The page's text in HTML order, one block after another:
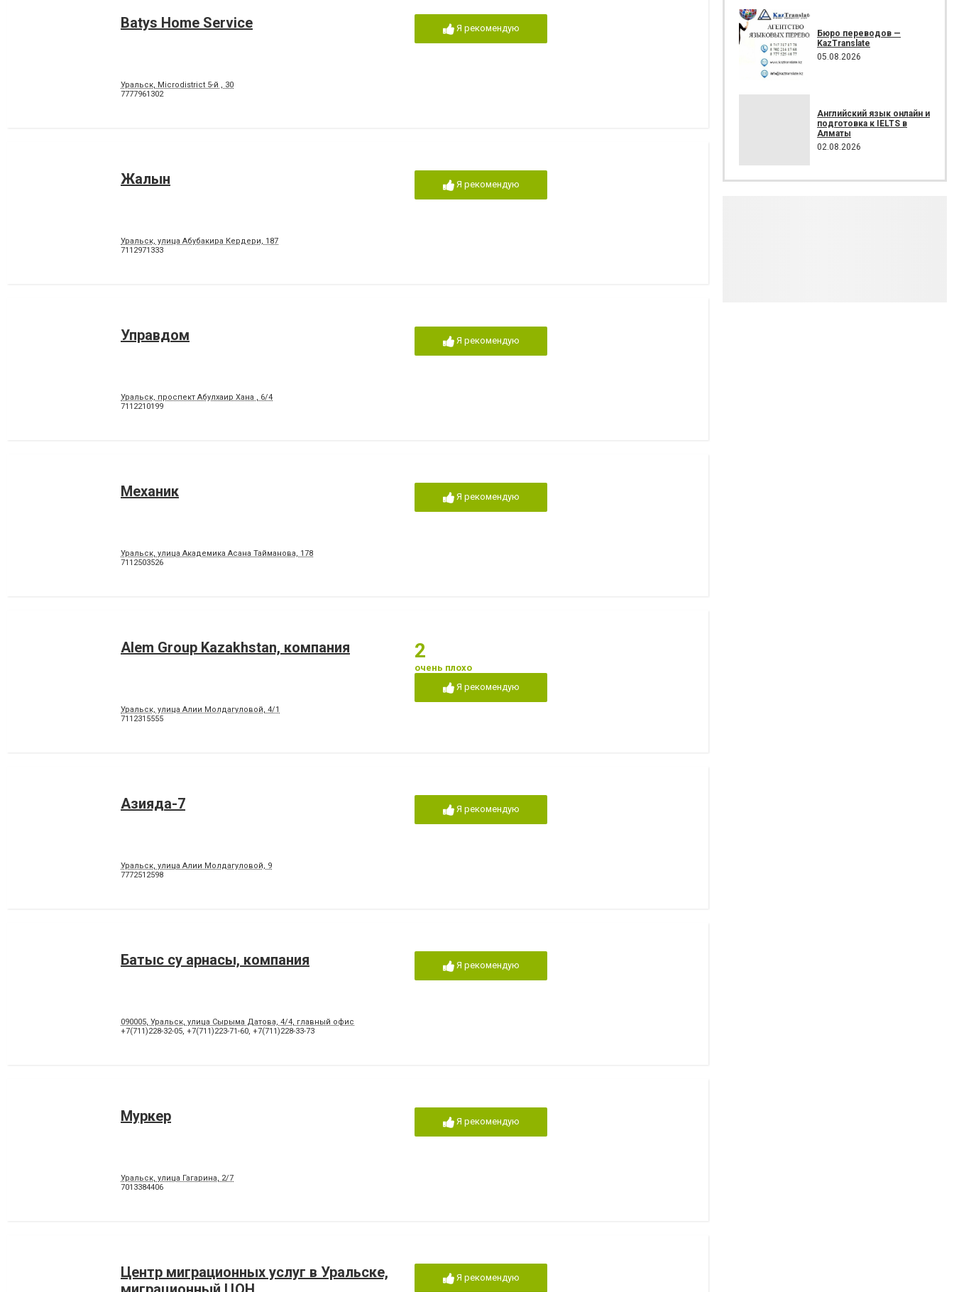
Batys Home Service
Уральск, Microdistrict 5-й , 30
7777961302
Я рекомендую
Жалын
Уральск, улица Абубакира Кердери, 187
7112971333
Я рекомендую
Управдом
Уральск, проспект Абулхаир Хана , 6/4
7112210199
Я рекомендую
Механик
Уральск, улица Академика Асана Тайманова, 178
7112503526
Я рекомендую
Alem Group Kazakhstan, компания
Уральск, улица Алии Молдагуловой, 4/1
7112315555
2
очень плохо
Я рекомендую
Азияда-7
Уральск, улица Алии Молдагуловой, 9
7772512598
Я рекомендую
Батыс су арнасы, компания
090005, Уральск, улица ​Сырыма Датова, 4/4, главный офис
+7(711)228-32-05, +7(711)223-71-60, +7(711)228-33-73
Я рекомендую
Муркер
Уральск, улица Гагарина, 2/7
7013384406
Я рекомендую
Центр миграционных услуг в Уральске,
Я рекомендую
Бюро переводов —
KazTranslate
05.08.2026
Английский язык онлайн и
подготовка к IELTS в
Алматы
02.08.2026